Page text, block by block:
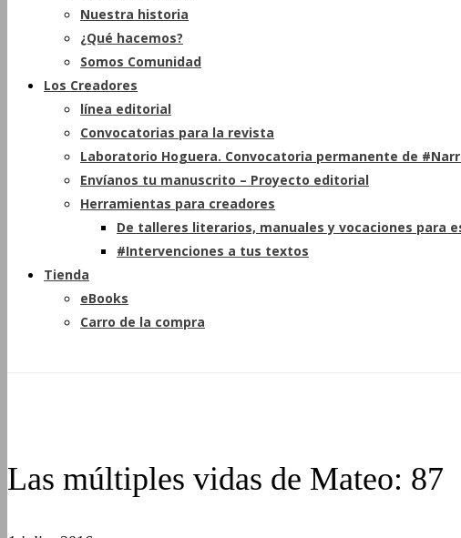
Nuestra historia
¿Qué hacemos?
Somos Comunidad
Los Creadores
línea editorial
Convocatorias para la revista
Laboratorio Hoguera. Convocatoria permanente de
Envíanos tu manuscrito – Proyecto editorial
Herramientas para creadores
De talleres literarios, manuales y vocaciones para
#Intervenciones a tus textos
Tienda
eBooks
Carro de la compra
Las múltiples vidas de Mateo: 87